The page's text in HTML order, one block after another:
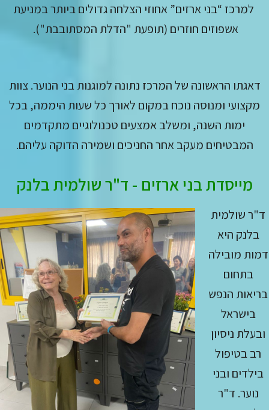
למרכז “בני ארזים” אחוזי הצלחה גדולים ביותר במניעת
אשפוזים חוזרים (תופעת "הדלת המסתובבת").
דאגתו הראשונה של המרכז נתונה למוגנות בני הנוער. צוות
מקצועי ומנוסה נוכח במקום לאורך כל שעות היממה, בכל
ימות השנה, ומשלב אמצעים טכנולוגיים מתקדמים
המבטיחים מעקב אחר החניכים ושמירה הדוקה עליהם.
מייסדת בני ארזים - ד"ר שולמית בלנק
ד"ר שולמית
בלנק היא
דמות מובילה
בתחום
בריאות הנפש
בישראל
ובעלת ניסיון
רב בטיפול
בילדים ובני
נוער. ד"ר